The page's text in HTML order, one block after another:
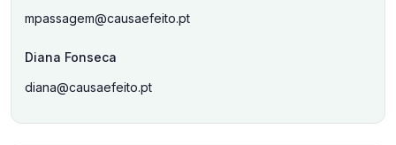
mpassagem@causaefeito.pt
Diana Fonseca
diana@causaefeito.pt